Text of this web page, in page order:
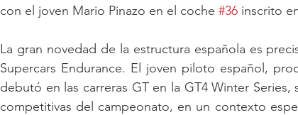
con el joven Mario Pinazo en el coche #36 inscrito
La gran novedad de la estructura española es
Supercars Endurance. El joven piloto español,
debutó en las carreras GT en la GT4 Winter
competitivas del campeonato, en un contexto